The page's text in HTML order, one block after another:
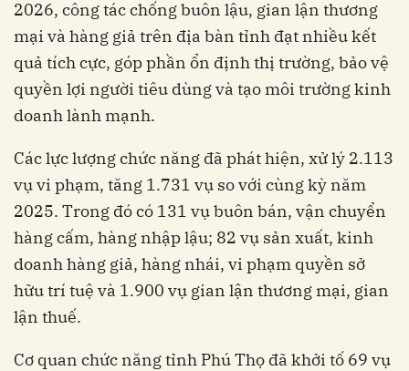
2026, công tác chống buôn lậu, gian lận thương
mại và hàng giả trên địa bàn tỉnh đạt nhiều kết
quả tích cực, góp phần ổn định thị trường, bảo vệ
quyền lợi người tiêu dùng và tạo môi trường kinh
doanh lành mạnh.
Các lực lượng chức năng đã phát hiện, xử lý 2.113
vụ vi phạm, tăng 1.731 vụ so với cùng kỳ năm
2025. Trong đó có 131 vụ buôn bán, vận chuyển
hàng cấm, hàng nhập lậu; 82 vụ sản xuất, kinh
doanh hàng giả, hàng nhái, vi phạm quyền sở
hữu trí tuệ và 1.900 vụ gian lận thương mại, gian
lận thuế.
Cơ quan chức năng tỉnh Phú Thọ đã khởi tố 69 vụ